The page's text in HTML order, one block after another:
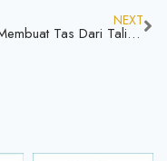
NEXT
Cara Membuat Tas Dari Tali Kur mudah dibuatnya dan bisa jadi nilai ekonomi yuk coba